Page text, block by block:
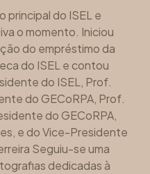
principal do ISEL e
o momento. Iniciou
do empréstimo da
do ISEL e contou
do ISEL, Prof.
do GECoRPA, Prof.
do GECoRPA,
e do Vice-Presidente
Seguiu-se uma
dedicadas à